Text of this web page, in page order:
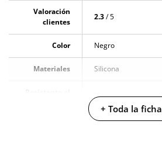
Valoración
clientes
2.3/ 5
Color Negro
Materiales Silicona
100% sumergible
+ Toda la ficha